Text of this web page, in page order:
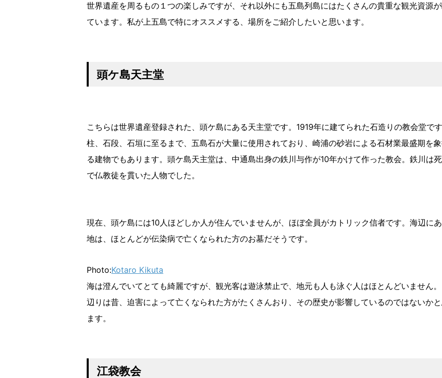
世界遺産を周るもの１つの楽しみですが、それ以外にも五島列島にはたくさんの貴重な観光資源
ています。私が上五島で特にオススメする、場所をご紹介したいと思います。
頭ケ島天主堂
こちらは世界遺産登録された、頭ケ島にある天主堂です。1919年に建てられた石造りの教会堂で
柱、石段、石垣に至るまで、五島石が大量に使用されており、崎浦の砂岩による石材業最盛期を
る建物でもあります。頭ケ島天主堂は、中通島出身の鉄川与作が10年かけて作った教会。鉄川は
で仏教徒を貫いた人物でした。
現在、頭ケ島には10人ほどしか人が住んでいませんが、ほぼ全員がカトリック信者です。海辺に
地は、ほとんどが伝染病で亡くなられた方のお墓だそうです。
Photo:Kotaro Kikuta
海は澄んでいてとても綺麗ですが、観光客は遊泳禁止で、地元も人も泳ぐ人はほとんどいません
辺りは昔、迫害によって亡くなられた方がたくさんおり、その歴史が影響しているのではないか
ます。
江袋教会